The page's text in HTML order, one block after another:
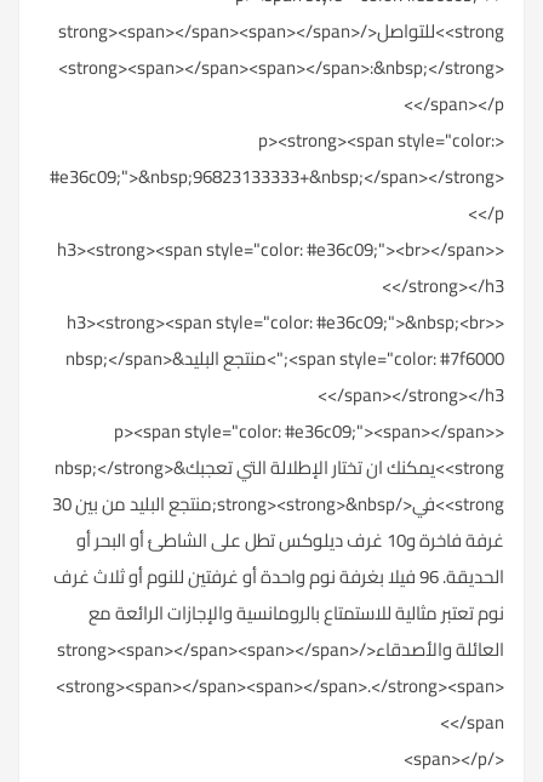
<strong>للتواصل</strong><span></span><span></span>
<strong><span></span><span></span>:&nbsp;</strong>
</span></p>
<p><strong><span style="color:
#e36c09;">&nbsp;96823133333+&nbsp;</span></strong>
</p>
<h3><strong><span style="color: #e36c09;"><br></span>
</strong></h3>
<h3><strong><span style="color: #e36c09;">&nbsp;<br>
<span style="color: #7f6000;">منتجع البليد&nbsp;</span>
</span></strong></h3>
<p><span style="color: #e36c09;"><span></span>
<strong>يمكنك ان تختار الإطلالة التي تعجبك&nbsp;</strong>
<strong>في</strong><strong>&nbsp;منتجع البليد من بين 30
غرفة فاخرة و10 غرف ديلوكس تطل على الشاطئ أو البحر أو
الحديقة. 96 فيلا بغرفة نوم واحدة أو غرفتين للنوم أو ثلاث غرف
نوم تعتبر مثالية للاستمتاع بالرومانسية والإجازات الرائعة مع
العائلة والأصدقاء</strong><span></span><span></span>
<strong><span></span><span></span>.</strong><span>
</span>
</span></p>